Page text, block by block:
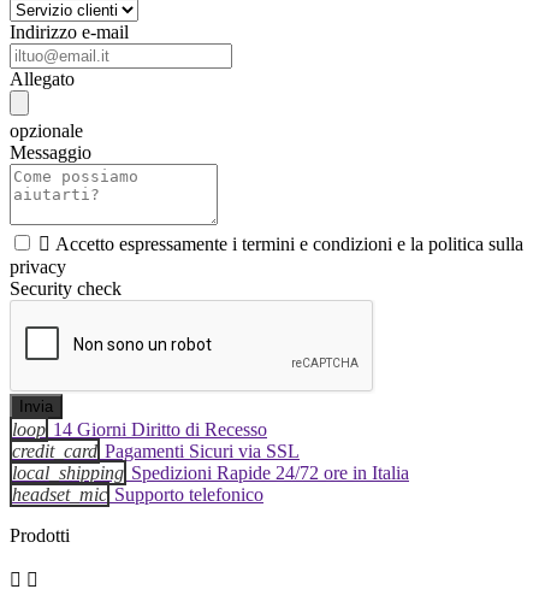
Indirizzo e-mail
Allegato
opzionale
Messaggio
 Accetto espressamente i termini e condizioni e la politica sulla
privacy
Security check
loop 14 Giorni Diritto di Recesso
credit_card Pagamenti Sicuri via SSL
local_shipping Spedizioni Rapide 24/72 ore in Italia
headset_mic Supporto telefonico
Prodotti
 